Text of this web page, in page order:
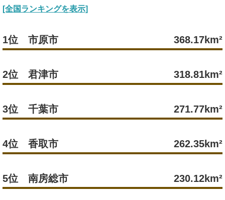
[全国ランキングを表示]
1位 市原市 368.17km²
2位 君津市 318.81km²
3位 千葉市 271.77km²
4位 香取市 262.35km²
5位 南房総市 230.12km²